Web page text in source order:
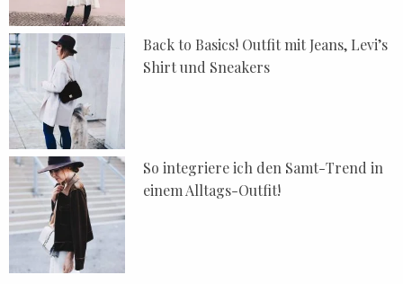
Back to Basics! Outfit mit Jeans, Levi’s
Shirt und Sneakers
So integriere ich den Samt-Trend in
einem Alltags-Outfit!